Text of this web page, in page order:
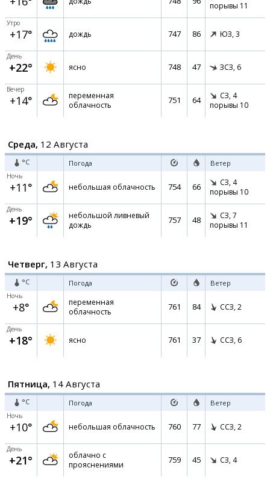
порывы 11
Утро
+17° дождь 747 86 ЮЗ, 3
День
+22° ясно 748 47 ЗСЗ, 6
Вечер
+14°
переменная
облачность
751 64 СЗ, 4
порывы 10
Среда, 12 Августа
°C Погода Ветер
Ночь
+11° небольшая облачность 754 66 СЗ, 4
порывы 10
День
+19°
небольшой ливневый
дождь
757 48 СЗ, 7
порывы 11
Четверг, 13 Августа
°C Погода Ветер
Ночь
+8°
переменная
облачность
761 84 ССЗ, 2
День
+18° ясно 761 37 ССЗ, 6
Пятница, 14 Августа
°C Погода Ветер
Ночь
+10° небольшая облачность 760 77 ССЗ, 2
День
+21°
облачно с
прояснениями
759 45 СЗ, 4